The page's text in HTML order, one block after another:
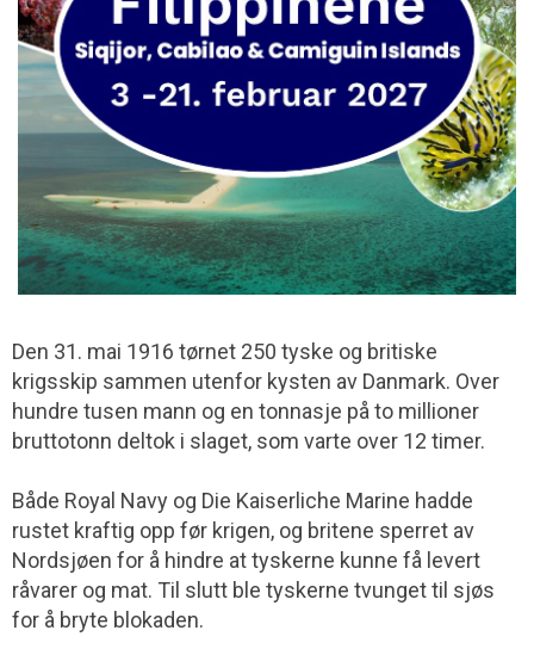
Den 31. mai 1916 tørnet 250 tyske og britiske
krigsskip sammen utenfor kysten av Danmark. Over
hundre tusen mann og en tonnasje på to millioner
bruttotonn deltok i slaget, som varte over 12 timer.
Både Royal Navy og Die Kaiserliche Marine hadde
rustet kraftig opp før krigen, og britene sperret av
Nordsjøen for å hindre at tyskerne kunne få levert
råvarer og mat. Til slutt ble tyskerne tvunget til sjøs
for å bryte blokaden.